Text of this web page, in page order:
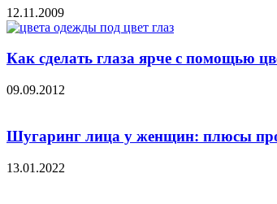
12.11.2009
Как сделать глаза ярче с помощью
09.09.2012
Шугаринг лица у женщин: плюсы
13.01.2022